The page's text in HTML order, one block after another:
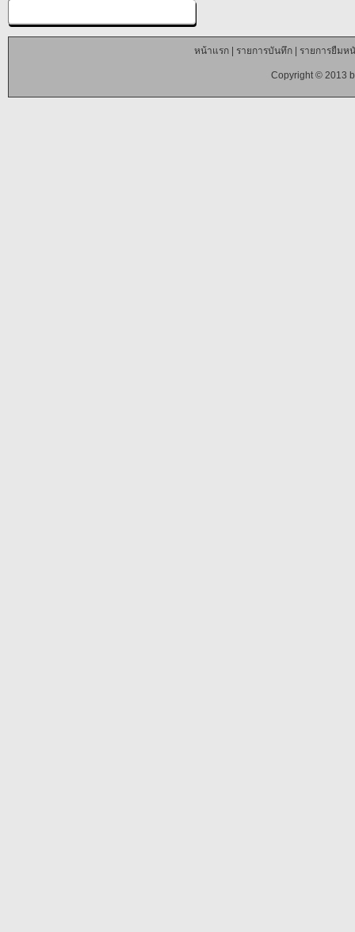
หน้าแรก| รายการบันทึก| รายการยืมห
Copyright © 2013